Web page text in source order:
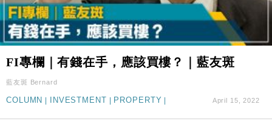
18:15
本地｜新世界K11 9月升級會員制度 增鉑金卡級別鎖
定高消費客群
17:40
財經｜本港6月零售額連升14個月 珠寶鐘錶銷售升勢
最強
50%
15:11
財經｜SHEIN傳最快8月中招股 估值料降至400億美
FI專欄｜有錢在手，應該買樓？｜藍友斑
藍友斑 Bernard
COLUMN | INVESTMENT | PROPERTY | April 15, 2022